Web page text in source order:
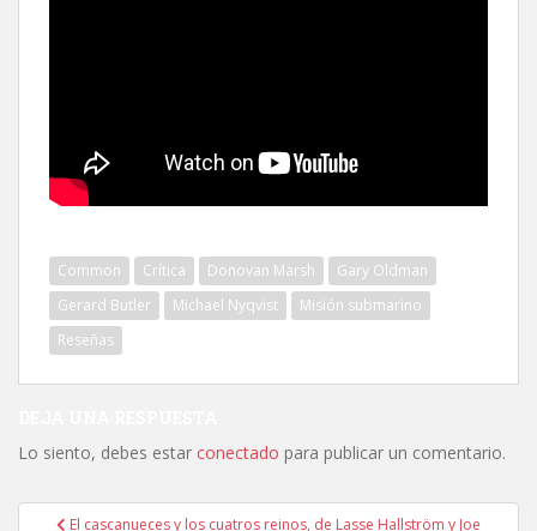
Common Crítica Donovan Marsh
Gary Oldman
Gerard Butler
Michael Nyqvist
Misión submarino
Reseñas
Lo siento, debes estar conectado para publicar un comentario.
Navegación
El cascanueces y los cuatros reinos, de Lasse Hallström y Joe